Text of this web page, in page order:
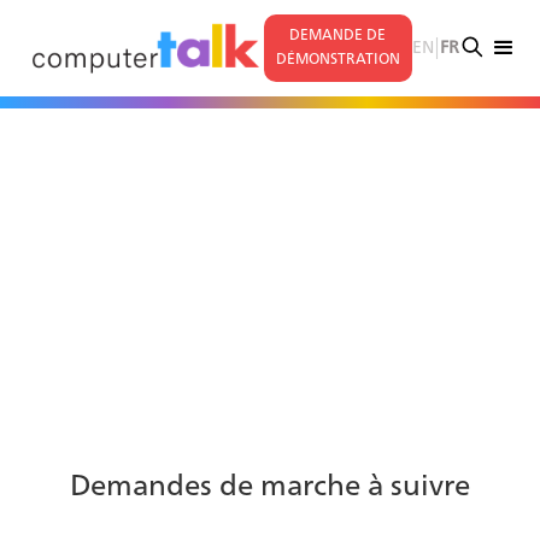
DEMANDE DE
DÉMONSTRATION
EN FR
Demandes de marche à suivre